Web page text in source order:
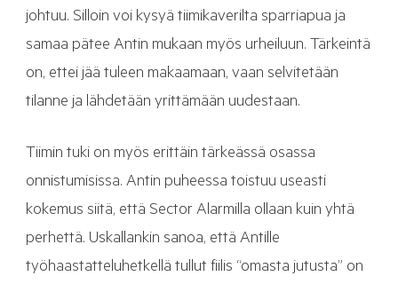
johtuu. Silloin voi kysyä tiimikaverilta sparriapua ja
samaa pätee Antin mukaan myös urheiluun. Tärkeintä
on, ettei jää tuleen makaamaan, vaan selvitetään
tilanne ja lähdetään yrittämään uudestaan.
Tiimin tuki on myös erittäin tärkeässä osassa
onnistumisissa. Antin puheessa toistuu useasti
kokemus siitä, että Sector Alarmilla ollaan kuin yhtä
perhettä. Uskallankin sanoa, että Antille
työhaastatteluhetkellä tullut fiilis “omasta jutusta” on